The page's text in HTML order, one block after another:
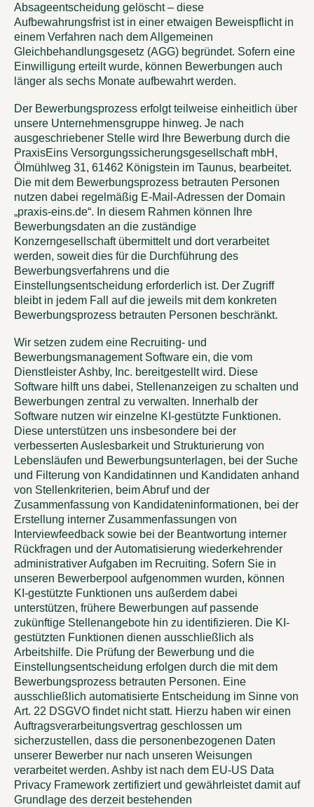
Absageentscheidung gelöscht – diese
Aufbewahrungsfrist ist in einer etwaigen Beweispflicht in
einem Verfahren nach dem Allgemeinen
Gleichbehandlungsgesetz (AGG) begründet. Sofern eine
Einwilligung erteilt wurde, können Bewerbungen auch
länger als sechs Monate aufbewahrt werden.
Der Bewerbungsprozess erfolgt teilweise einheitlich über
unsere Unternehmensgruppe hinweg. Je nach
ausgeschriebener Stelle wird Ihre Bewerbung durch die
PraxisEins Versorgungssicherungsgesellschaft mbH,
Ölmühlweg 31, 61462 Königstein im Taunus, bearbeitet.
Die mit dem Bewerbungsprozess betrauten Personen
nutzen dabei regelmäßig E-Mail-Adressen der Domain
„praxis-eins.de“. In diesem Rahmen können Ihre
Bewerbungsdaten an die zuständige
Konzerngesellschaft übermittelt und dort verarbeitet
werden, soweit dies für die Durchführung des
Bewerbungsverfahrens und die
Einstellungsentscheidung erforderlich ist. Der Zugriff
bleibt in jedem Fall auf die jeweils mit dem konkreten
Bewerbungsprozess betrauten Personen beschränkt.
Wir setzen zudem eine Recruiting- und
Bewerbungsmanagement Software ein, die vom
Dienstleister Ashby, Inc. bereitgestellt wird. Diese
Software hilft uns dabei, Stellenanzeigen zu schalten und
Bewerbungen zentral zu verwalten. Innerhalb der
Software nutzen wir einzelne KI-gestützte Funktionen.
Diese unterstützen uns insbesondere bei der
verbesserten Auslesbarkeit und Strukturierung von
Lebensläufen und Bewerbungsunterlagen, bei der Suche
und Filterung von Kandidatinnen und Kandidaten anhand
von Stellenkriterien, beim Abruf und der
Zusammenfassung von Kandidateninformationen, bei der
Erstellung interner Zusammenfassungen von
Interviewfeedback sowie bei der Beantwortung interner
Rückfragen und der Automatisierung wiederkehrender
administrativer Aufgaben im Recruiting. Sofern Sie in
unseren Bewerberpool aufgenommen wurden, können
KI-gestützte Funktionen uns außerdem dabei
unterstützen, frühere Bewerbungen auf passende
zukünftige Stellenangebote hin zu identifizieren. Die KI-
gestützten Funktionen dienen ausschließlich als
Arbeitshilfe. Die Prüfung der Bewerbung und die
Einstellungsentscheidung erfolgen durch die mit dem
Bewerbungsprozess betrauten Personen. Eine
ausschließlich automatisierte Entscheidung im Sinne von
Art. 22 DSGVO findet nicht statt. Hierzu haben wir einen
Auftragsverarbeitungsvertrag geschlossen um
sicherzustellen, dass die personenbezogenen Daten
unserer Bewerber nur nach unseren Weisungen
verarbeitet werden. Ashby ist nach dem EU-US Data
Privacy Framework zertifiziert und gewährleistet damit auf
Grundlage des derzeit bestehenden